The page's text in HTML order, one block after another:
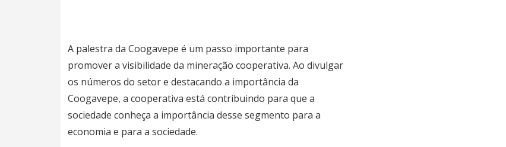
A palestra da Coogavepe é um passo importante para
promover a visibilidade da mineração cooperativa. Ao divulgar
os números do setor e destacando a importância da
Coogavepe, a cooperativa está contribuindo para que a
sociedade conheça a importância desse segmento para a
economia e para a sociedade.